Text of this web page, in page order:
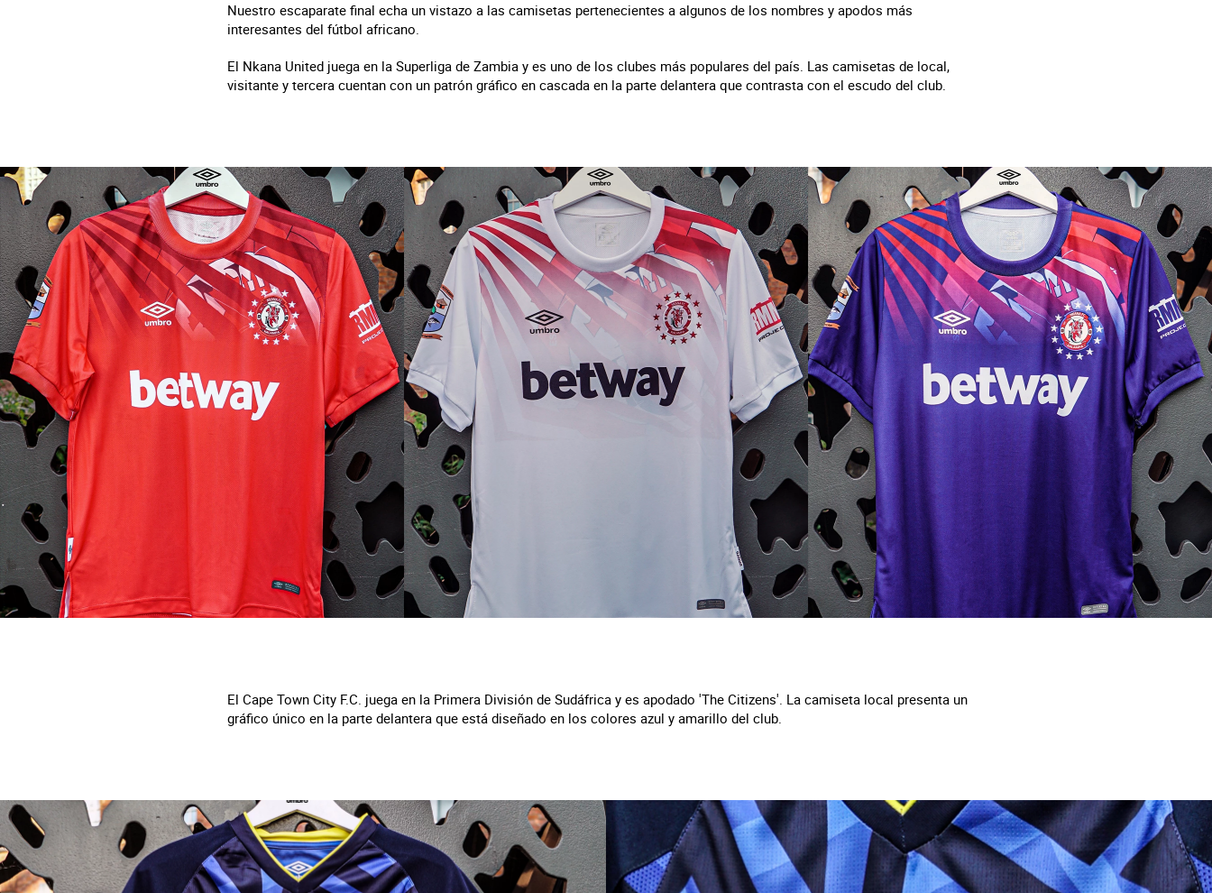
Nuestro escaparate final echa un vistazo a las camisetas pertenecientes a algunos de los nombres y apodos más
interesantes del fútbol africano.
El Nkana United juega en la Superliga de Zambia y es uno de los clubes más populares del país. Las camisetas de local,
visitante y tercera cuentan con un patrón gráfico en cascada en la parte delantera que contrasta con el escudo del club.
El Cape Town City F.C. juega en la Primera División de Sudáfrica y es apodado 'The Citizens'. La camiseta local presenta un
gráfico único en la parte delantera que está diseñado en los colores azul y amarillo del club.